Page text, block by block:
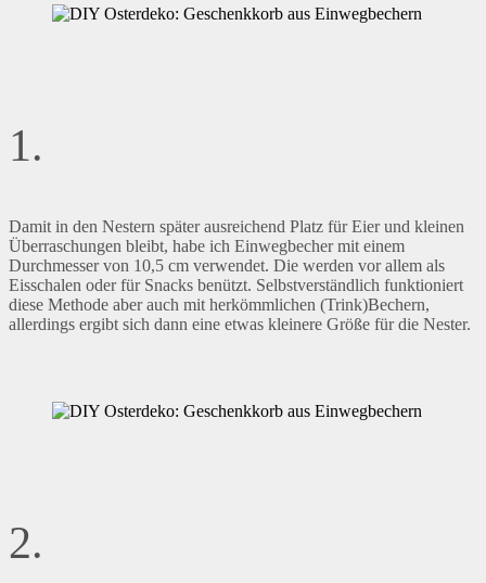
1.
Damit in den Nestern später ausreichend Platz für Eier und kleinen
Überraschungen bleibt, habe ich Einwegbecher mit einem
Durchmesser von 10,5 cm verwendet. Die werden vor allem als
Eisschalen oder für Snacks benützt. Selbstverständlich funktioniert
diese Methode aber auch mit herkömmlichen (Trink)Bechern,
allerdings ergibt sich dann eine etwas kleinere Größe für die Nester.
2.